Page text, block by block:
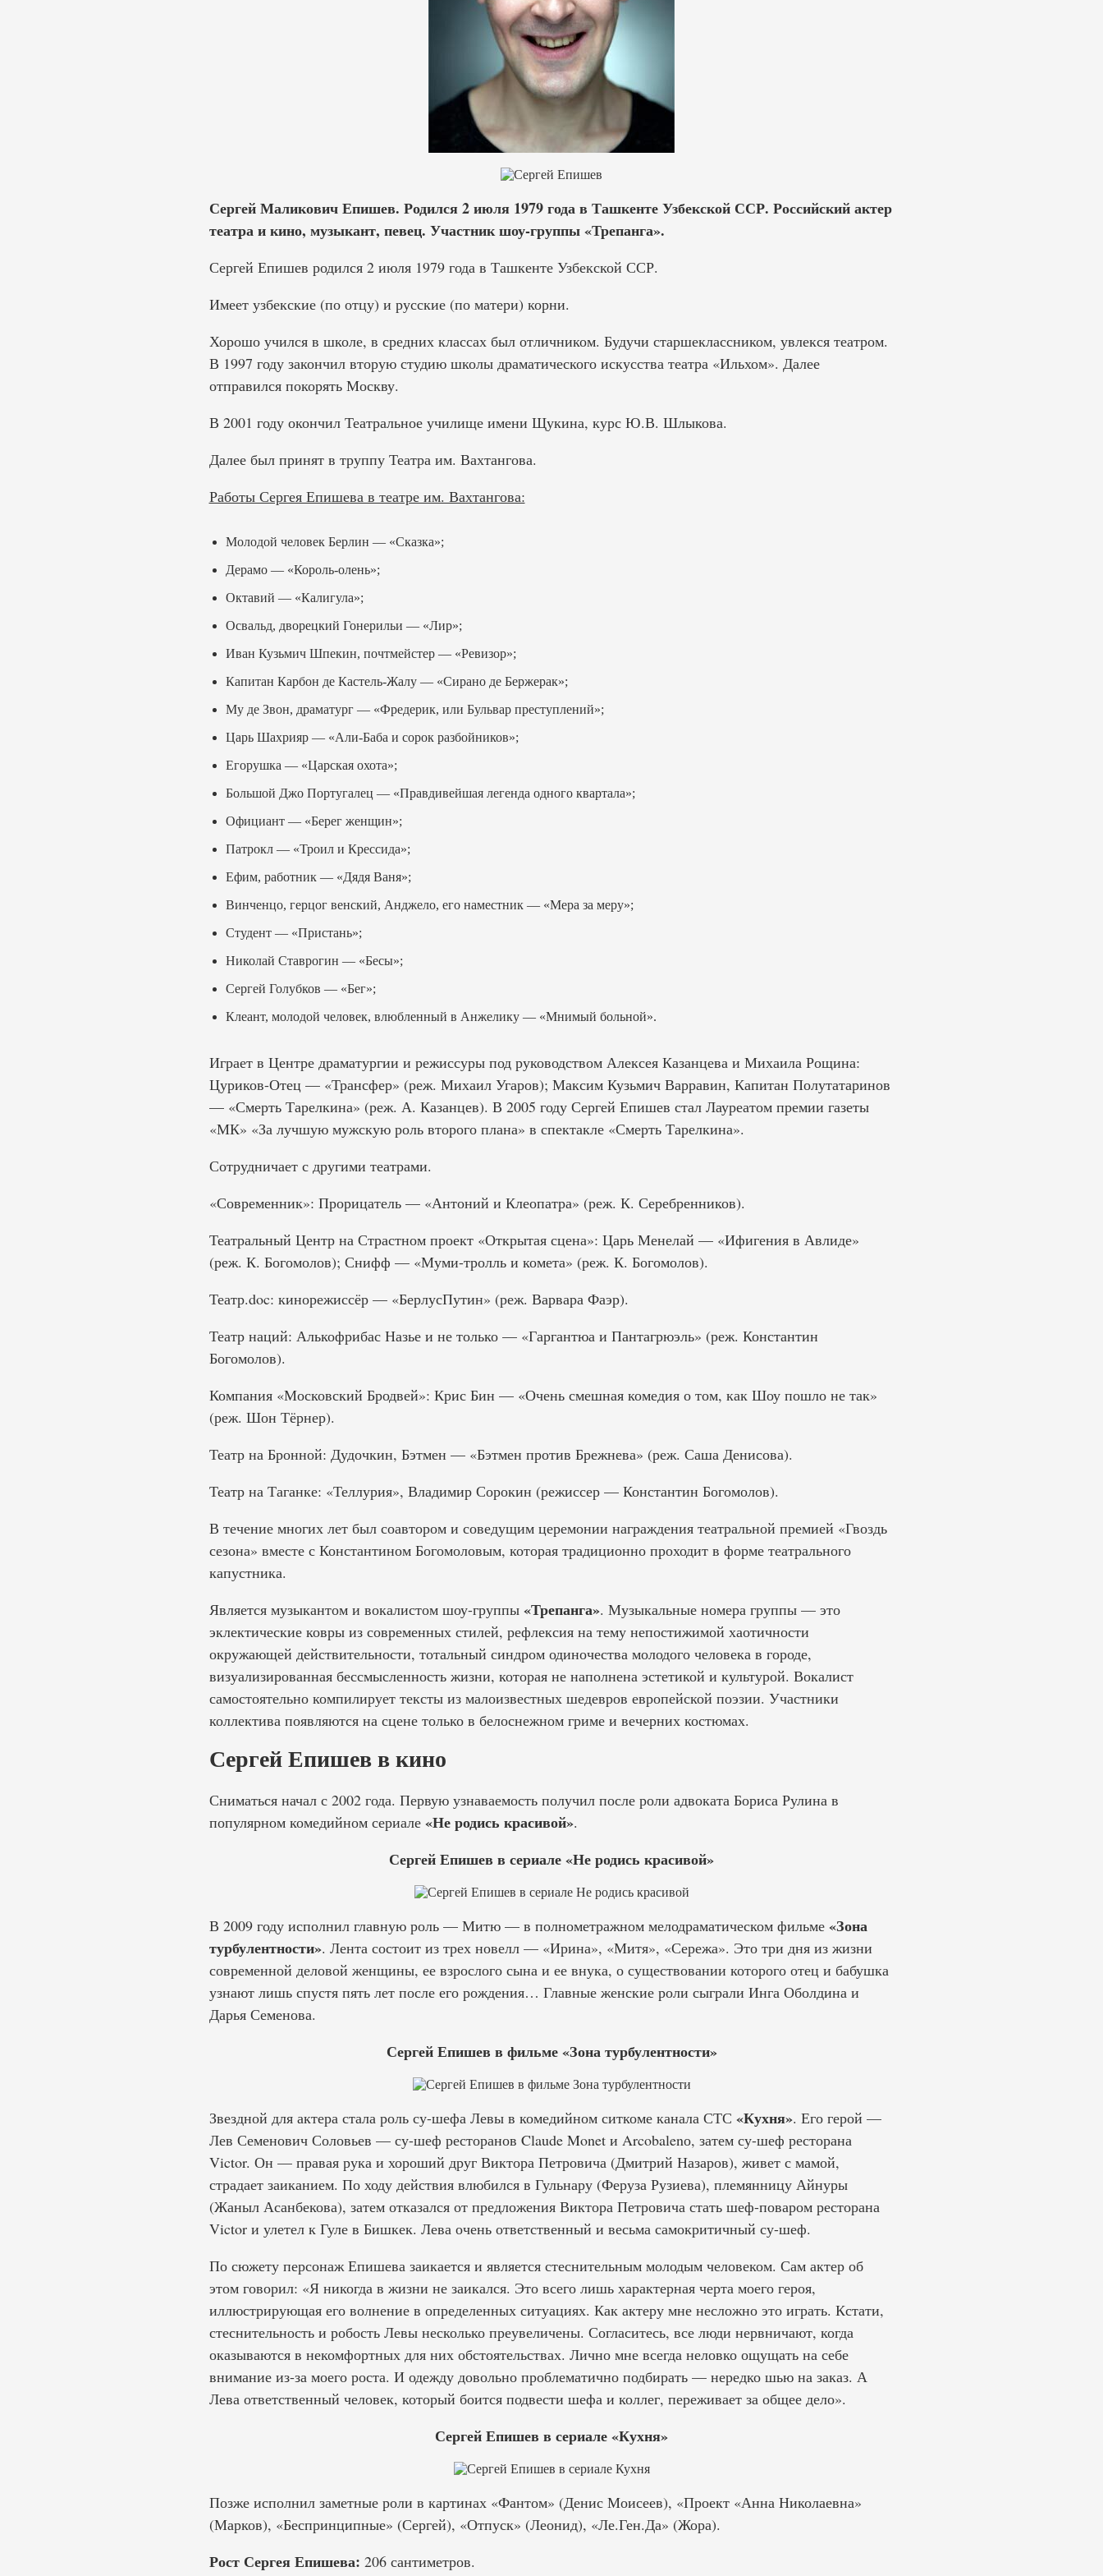
Сергей Маликович Епишев. Родился 2 июля 1979 года в Ташкенте Узбекской ССР. Российский актер
театра и кино, музыкант, певец. Участник шоу-группы «Трепанга».
Сергей Епишев родился 2 июля 1979 года в Ташкенте Узбекской ССР.
Имеет узбекские (по отцу) и русские (по матери) корни.
Хорошо учился в школе, в средних классах был отличником. Будучи старшеклассником, увлекся театром.
В 1997 году закончил вторую студию школы драматического искусства театра «Ильхом». Далее
отправился покорять Москву.
В 2001 году окончил Театральное училище имени Щукина, курс Ю.В. Шлыкова.
Далее был принят в труппу Театра им. Вахтангова.
Работы Сергея Епишева в театре им. Вахтангова:
Молодой человек Берлин — «Сказка»;
Дерамо — «Король-олень»;
Октавий — «Калигула»;
Освальд, дворецкий Гонерильи — «Лир»;
Иван Кузьмич Шпекин, почтмейстер — «Ревизор»;
Капитан Карбон де Кастель-Жалу — «Сирано де Бержерак»;
Му де Звон, драматург — «Фредерик, или Бульвар преступлений»;
Царь Шахрияр — «Али-Баба и сорок разбойников»;
Егорушка — «Царская охота»;
Большой Джо Португалец — «Правдивейшая легенда одного квартала»;
Официант — «Берег женщин»;
Патрокл — «Троил и Крессида»;
Ефим, работник — «Дядя Ваня»;
Винченцо, герцог венский, Анджело, его наместник — «Мера за меру»;
Студент — «Пристань»;
Николай Ставрогин — «Бесы»;
Сергей Голубков — «Бег»;
Клеант, молодой человек, влюбленный в Анжелику — «Мнимый больной».
Играет в Центре драматургии и режиссуры под руководством Алексея Казанцева и Михаила Рощина:
Цуриков-Отец — «Трансфер» (реж. Михаил Угаров); Максим Кузьмич Варравин, Капитан Полутатаринов
— «Смерть Тарелкина» (реж. А. Казанцев). В 2005 году Сергей Епишев стал Лауреатом премии газеты
«МК» «За лучшую мужскую роль второго плана» в спектакле «Смерть Тарелкина».
Сотрудничает с другими театрами.
«Современник»: Прорицатель — «Антоний и Клеопатра» (реж. К. Серебренников).
Театральный Центр на Страстном проект «Открытая сцена»: Царь Менелай — «Ифигения в Авлиде»
(реж. К. Богомолов); Снифф — «Муми-тролль и комета» (реж. К. Богомолов).
Театр.doc: кинорежиссёр — «БерлусПутин» (реж. Варвара Фаэр).
Театр наций: Алькофрибас Назье и не только — «Гаргантюа и Пантагрюэль» (реж. Константин
Богомолов).
Компания «Московский Бродвей»: Крис Бин — «Очень смешная комедия о том, как Шоу пошло не так»
(реж. Шон Тёрнер).
Театр на Бронной: Дудочкин, Бэтмен — «Бэтмен против Брежнева» (реж. Саша Денисова).
Театр на Таганке: «Теллурия», Владимир Сорокин (режиссер — Константин Богомолов).
В течение многих лет был соавтором и соведущим церемонии награждения театральной премией «Гвоздь
сезона» вместе с Константином Богомоловым, которая традиционно проходит в форме театрального
капустника.
Является музыкантом и вокалистом шоу-группы «Трепанга». Музыкальные номера группы — это
эклектические ковры из современных стилей, рефлексия на тему непостижимой хаотичности
окружающей действительности, тотальный синдром одиночества молодого человека в городе,
визуализированная бессмысленность жизни, которая не наполнена эстетикой и культурой. Вокалист
самостоятельно компилирует тексты из малоизвестных шедевров европейской поэзии. Участники
коллектива появляются на сцене только в белоснежном гриме и вечерних костюмах.
Сергей Епишев в кино
Сниматься начал с 2002 года. Первую узнаваемость получил после роли адвоката Бориса Рулина в
популярном комедийном сериале «Не родись красивой».
Сергей Епишев в сериале «Не родись красивой»
В 2009 году исполнил главную роль — Митю — в полнометражном мелодраматическом фильме «Зона
турбулентности». Лента состоит из трех новелл — «Ирина», «Митя», «Сережа». Это три дня из жизни
современной деловой женщины, ее взрослого сына и ее внука, о существовании которого отец и бабушка
узнают лишь спустя пять лет после его рождения… Главные женские роли сыграли Инга Оболдина и
Дарья Семенова.
Сергей Епишев в фильме «Зона турбулентности»
Звездной для актера стала роль су-шефа Левы в комедийном ситкоме канала СТС «Кухня». Его герой —
Лев Семенович Соловьев — су-шеф ресторанов Claude Monet и Arcobalenо, затем су-шеф ресторана
Victor. Он — правая рука и хороший друг Виктора Петровича (Дмитрий Назаров), живет с мамой,
страдает заиканием. По ходу действия влюбился в Гульнару (Феруза Рузиева), племянницу Айнуры
(Жаныл Асанбекова), затем отказался от предложения Виктора Петровича стать шеф-поваром ресторана
Victor и улетел к Гуле в Бишкек. Лева очень ответственный и весьма самокритичный су-шеф.
По сюжету персонаж Епишева заикается и является стеснительным молодым человеком. Сам актер об
этом говорил: «Я никогда в жизни не заикался. Это всего лишь характерная черта моего героя,
иллюстрирующая его волнение в определенных ситуациях. Как актеру мне несложно это играть. Кстати,
стеснительность и робость Левы несколько преувеличены. Согласитесь, все люди нервничают, когда
оказываются в некомфортных для них обстоятельствах. Лично мне всегда неловко ощущать на себе
внимание из-за моего роста. И одежду довольно проблематично подбирать — нередко шью на заказ. А
Лева ответственный человек, который боится подвести шефа и коллег, переживает за общее дело».
Сергей Епишев в сериале «Кухня»
Позже исполнил заметные роли в картинах «Фантом» (Денис Моисеев), «Проект «Анна Николаевна»
(Марков), «Беспринципные» (Сергей), «Отпуск» (Леонид), «Ле.Ген.Да» (Жора).
Рост Сергея Епишева: 206 сантиметров.